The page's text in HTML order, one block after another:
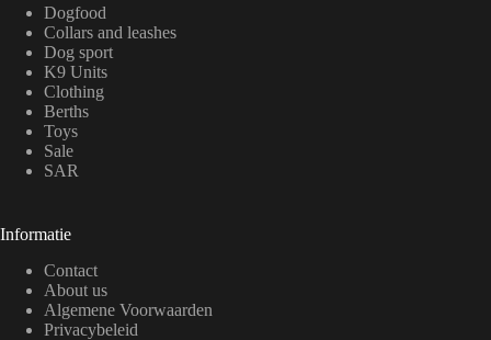
Dogfood
Collars and leashes
Dog sport
K9 Units
Clothing
Berths
Toys
Sale
SAR
Informatie
Contact
About us
Algemene Voorwaarden
Privacybeleid